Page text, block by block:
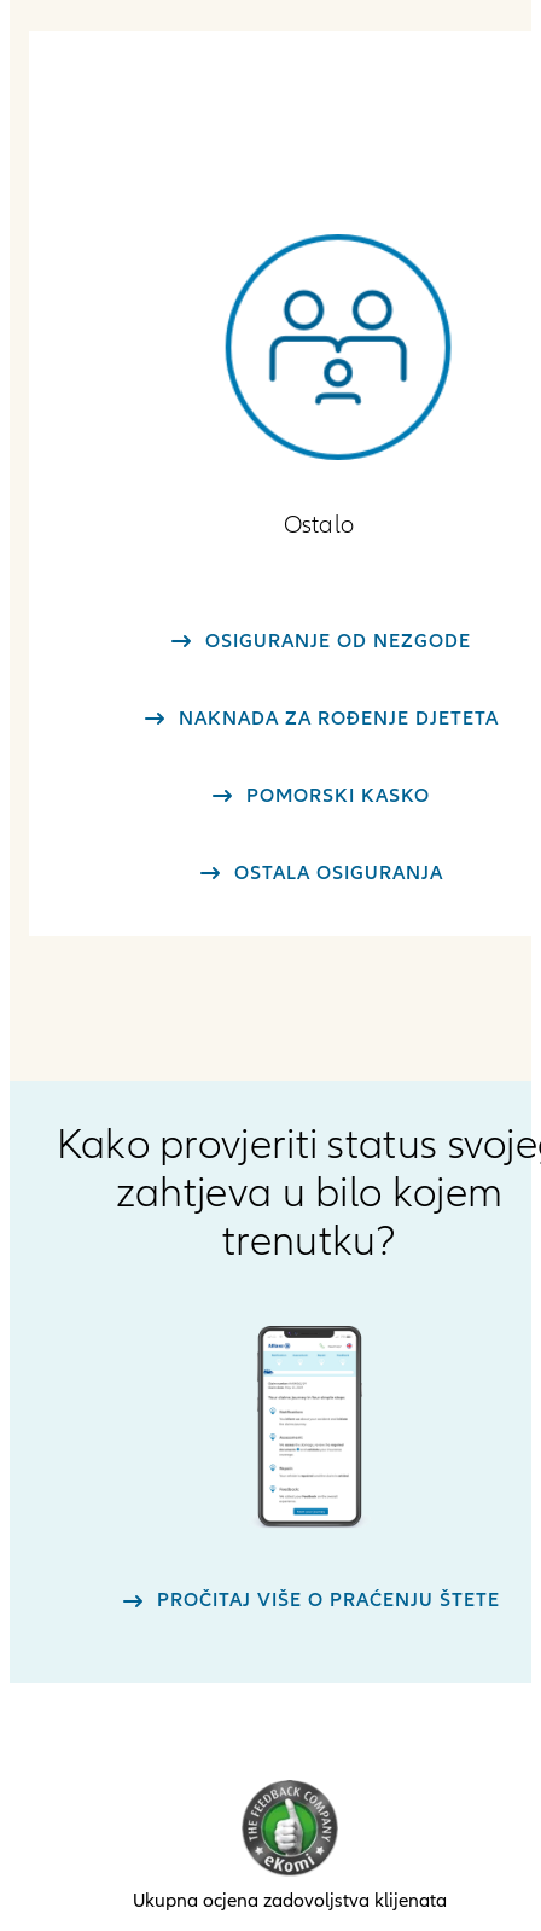
Ostalo
OSIGURANJE OD NEZGODE
NAKNADA ZA ROĐENJE DJETETA
POMORSKI KASKO
OSTALA OSIGURANJA
Kako provjeriti status
zahtjeva u bilo kojem
trenutku?
PROČITAJ VIŠE O PRAĆENJU ŠTETE
Ukupna ocjena zadovoljstva klijenata